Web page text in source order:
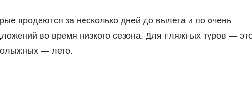
продаются за несколько дней до вылета и по очень
во время низкого сезона. Для пляжных туров —
— лето.